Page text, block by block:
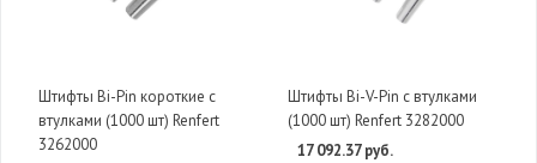
Штифты Bi-Pin короткие с
втулками (1000 шт) Renfert
3262000
Штифты Bi-V-Pin c втулками
(1000 шт) Renfert 3282000
17 092.37 руб.